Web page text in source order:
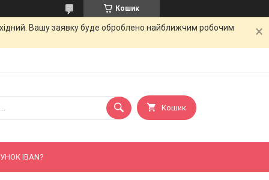
Кошик
Вашу заявку буде оброблено найближчим робочим
Кошик
IBAN?